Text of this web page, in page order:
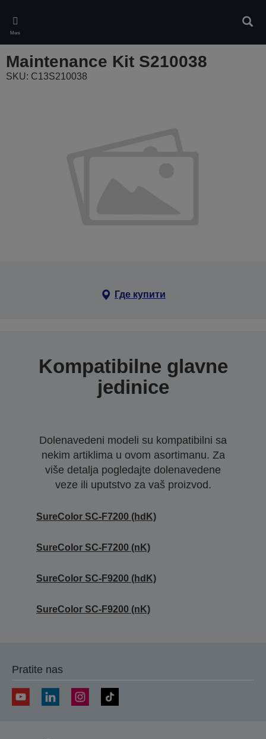
main
content
Meni
Maintenance Kit S210038
SKU: C13S210038
Где купити
Kompatibilne glavne
jedinice
Dolenavedeni modeli su kompatibilni sa
nekim artiklima u ovom asortimanu. Za
više detalja pogledajte dolenavedene
veze ili uputstvo za vaš proizvod.
SureColor SC-F7200 (hdK)
SureColor SC-F7200 (nK)
SureColor SC-F9200 (hdK)
SureColor SC-F9200 (nK)
Pratite nas